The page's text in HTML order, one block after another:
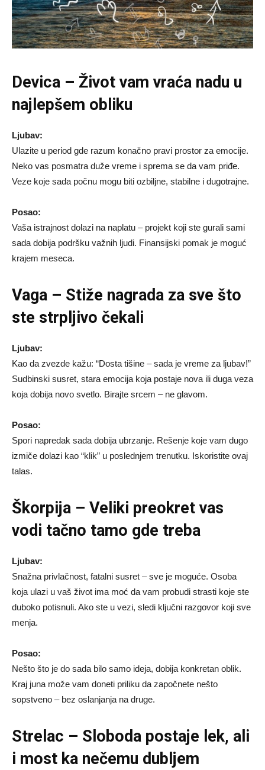
Devica – Život vam vraća nadu u
najlepšem obliku
Ljubav:
Ulazite u period gde razum konačno pravi prostor za emocije.
Neko vas posmatra duže vreme i sprema se da vam priđe.
Veze koje sada počnu mogu biti ozbiljne, stabilne i dugotrajne.
Posao:
Vaša istrajnost dolazi na naplatu – projekt koji ste gurali sami
sada dobija podršku važnih ljudi. Finansijski pomak je moguć
krajem meseca.
Vaga – Stiže nagrada za sve što
ste strpljivo čekali
Ljubav:
Kao da zvezde kažu: “Dosta tišine – sada je vreme za ljubav!”
Sudbinski susret, stara emocija koja postaje nova ili duga veza
koja dobija novo svetlo. Birajte srcem – ne glavom.
Posao:
Spori napredak sada dobija ubrzanje. Rešenje koje vam dugo
izmiče dolazi kao “klik” u poslednjem trenutku. Iskoristite ovaj
talas.
Škorpija – Veliki preokret vas
vodi tačno tamo gde treba
Ljubav:
Snažna privlačnost, fatalni susret – sve je moguće. Osoba
koja ulazi u vaš život ima moć da vam probudi strasti koje ste
duboko potisnuli. Ako ste u vezi, sledi ključni razgovor koji sve
menja.
Posao:
Nešto što je do sada bilo samo ideja, dobija konkretan oblik.
Kraj juna može vam doneti priliku da započnete nešto
sopstveno – bez oslanjanja na druge.
Strelac – Sloboda postaje lek, ali
i most ka nečemu dubljem